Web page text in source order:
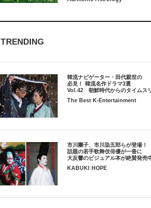
TRENDING
韓流ナビゲーター・田代親世の
必見！ 韓流名作ドラマ3選
Vol.42 朝鮮時代からのタイムス
The Best K-Entertainment
市川團子、市川染五郎らが登場！
話題の若手歌舞伎俳優が一冊に
大反響のビジュアル本が絶賛発売
KABUKI HOPE